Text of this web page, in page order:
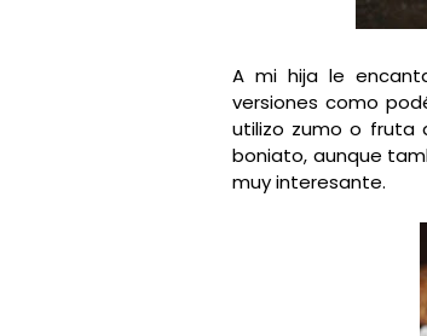
A mi hija le
versiones como
utilizo zumo o fruta
boniato, aunque
muy interesante.